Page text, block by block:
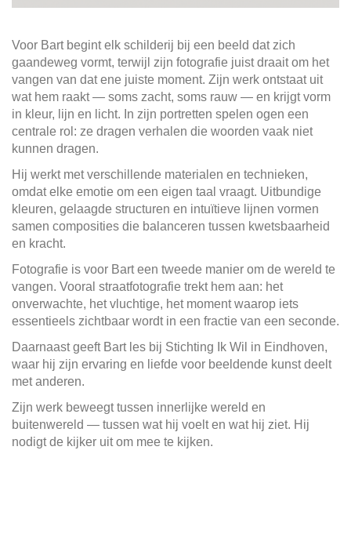
Voor Bart begint elk schilderij bij een beeld dat zich
gaandeweg vormt, terwijl zijn fotografie juist draait om het
vangen van dat ene juiste moment. Zijn werk ontstaat uit
wat hem raakt — soms zacht, soms rauw — en krijgt vorm
in kleur, lijn en licht. In zijn portretten spelen ogen een
centrale rol: ze dragen verhalen die woorden vaak niet
kunnen dragen.
Hij werkt met verschillende materialen en technieken,
omdat elke emotie om een eigen taal vraagt. Uitbundige
kleuren, gelaagde structuren en intuïtieve lijnen vormen
samen composities die balanceren tussen kwetsbaarheid
en kracht.
Fotografie is voor Bart een tweede manier om de wereld te
vangen. Vooral straatfotografie trekt hem aan: het
onverwachte, het vluchtige, het moment waarop iets
essentieels zichtbaar wordt in een fractie van een seconde.
Daarnaast geeft Bart les bij Stichting Ik Wil in Eindhoven,
waar hij zijn ervaring en liefde voor beeldende kunst deelt
met anderen.
Zijn werk beweegt tussen innerlijke wereld en
buitenwereld — tussen wat hij voelt en wat hij ziet. Hij
nodigt de kijker uit om mee te kijken.